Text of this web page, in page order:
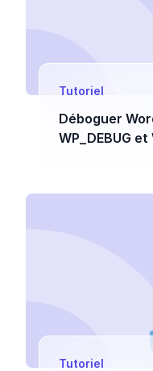
Tutoriel
Déboguer
WP_DEBUG et
Tutoriel